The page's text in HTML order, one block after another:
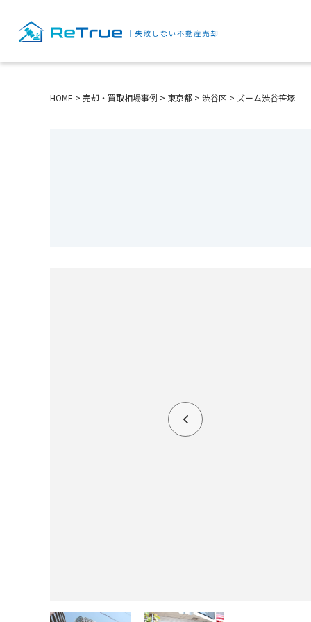
HOME > 売却・買取相場事例 > 東京都 > 渋谷区 > ズーム渋谷笹塚